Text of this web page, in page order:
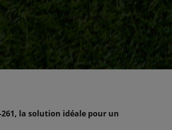
261, la solution idéale pour un